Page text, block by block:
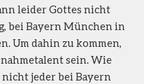
leider Gottes nicht
bei Bayern München in
Um dahin zu kommen,
sein. Wie
nicht jeder bei Bayern